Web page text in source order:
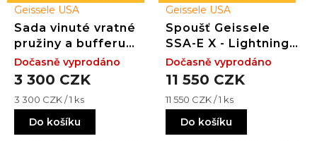
Geissele USA
Sada vinuté vratné
pružiny a bufferu
Geissele Super 42
H2
3 300 CZK
Měrná
cena:
3 300 CZK / 1 ks
Do košíku
Dočasně vyprodáno
Geissele USA
Spoušť Geissele
SSA-E X - Lightning
Bow
11 550 CZK
Měrná
cena:
11 550 CZK / 1 ks
Do košíku
Dočasně vyprodáno